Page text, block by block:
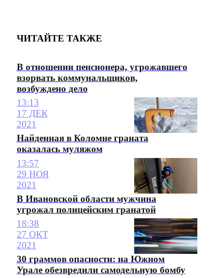
ЧИТАЙТЕ ТАКЖЕ
В отношении пенсионера, угрожавшего
взорвать коммунальщиков,
возбуждено дело
13:13
17 ДЕК
2021
Найденная в Коломне граната
оказалась муляжом
13:57
29 НОЯ
2021
В Ивановской области мужчина
угрожал полицейским гранатой
18:38
27 ОКТ
2021
30 граммов опасности: на Южном
Урале обезвредили самодельную бомбу